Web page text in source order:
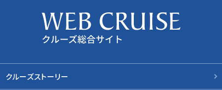
クルーズストーリー